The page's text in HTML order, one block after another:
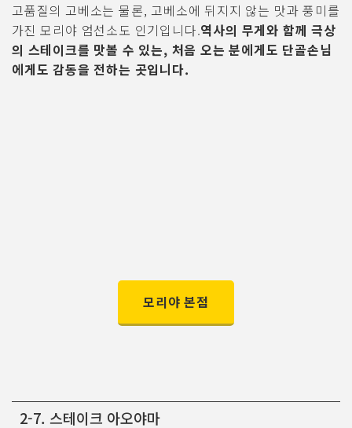
고품질의 고베소는 물론, 고베소에 뒤지지 않는 맛과 풍미를
가진 모리야 엄선소도 인기입니다.역사의 무게와 함께 극상
의 스테이크를 맛볼 수 있는, 처음 오는 분에게도 단골손님
에게도 감동을 전하는 곳입니다.
모리야 본점
2-7. 스테이크 아오야마